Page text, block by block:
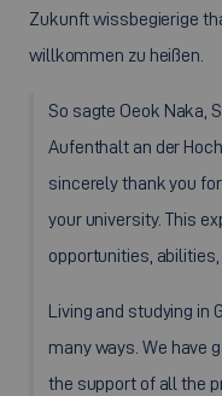
Zukunft wissbegierige
willkommen zu heißen.
So sagte Oeok Naka,
Aufenthalt an der
sincerely thank you
your university. This
opportunities, abilities,
Living and studying in
many ways. We have
the support of all the